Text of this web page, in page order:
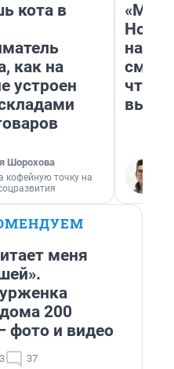
кота в
как на
устроен
Шорохова
кофейную точку на
«Мы
меня
200
фото и видео
37